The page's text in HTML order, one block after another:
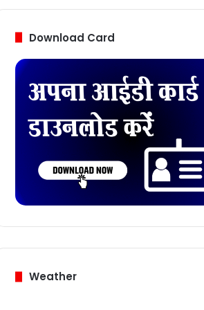
Download Card